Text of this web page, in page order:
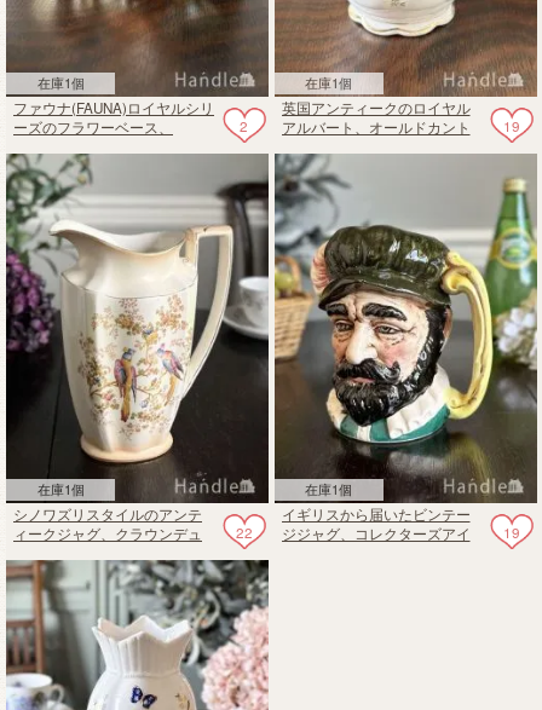
在庫1個
2
ファウナ(FAUNA)ロイヤルシリ
ーズのフラワーベース、
ージの花びん
在庫1個
19
英国アンティークのロイヤル
アルバート、オールドカント
在庫1個
22
シノワズリスタイルのアンテ
ィークジャグ、クラウンデュ
アンティーク陶磁器
在庫1個
19
イギリスから届いたビンテー
ジジャグ、コレクターズアイ